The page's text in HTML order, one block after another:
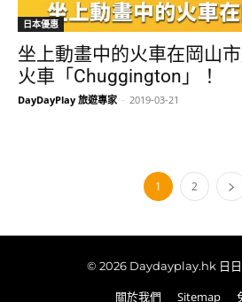
日本優惠
坐上動畫中的火車在岡山
火車「Chuggington」！
DayDayPlay 旅遊專家 - 2019-03-21
1 2
© 2026 Daydayplay.hk 日日
關於我們 Sitemap